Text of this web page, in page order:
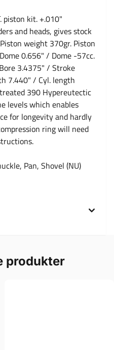
piston kit. +.010"
and heads, gives stock
weight 370gr. Piston
0.656" / Dome -57cc.
3.4375" / Stroke
7.440" / Cyl. length
390 Hypereutectic
levels which enables
for longevity and hardly
ring will need
Pan, Shovel (NU)
produkter